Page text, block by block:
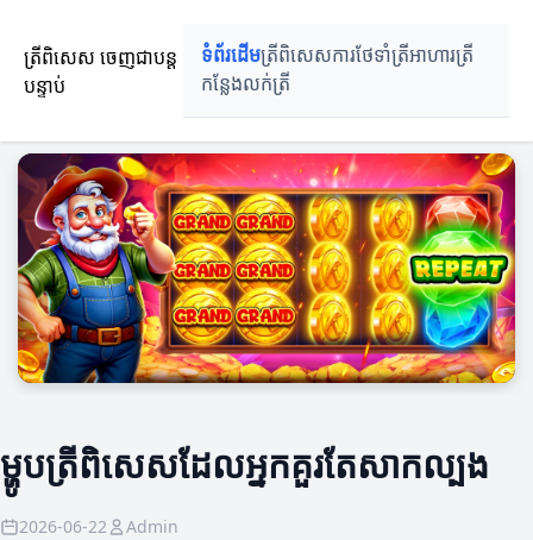
ត្រីពិសេស ចេញជាបន្ត
បន្ទាប់
ទំព័រដើមត្រីពិសេសការថែទាំត្រីអាហារត្រី
កន្លែងលក់ត្រី
ម្ហូបត្រីពិសេសដែលអ្នកគួរតែសាកល្បង
2026-06-22 Admin